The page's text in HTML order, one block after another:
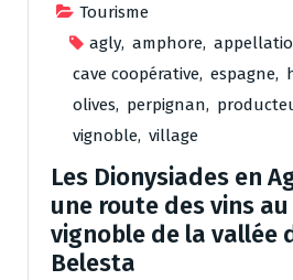
Tourisme
agly, amphore,
cave coopérative, espagne,
olives, perpignan,
vignoble, village
Les Dionysiades en
une route des vins
vignoble de la vallée
Belesta